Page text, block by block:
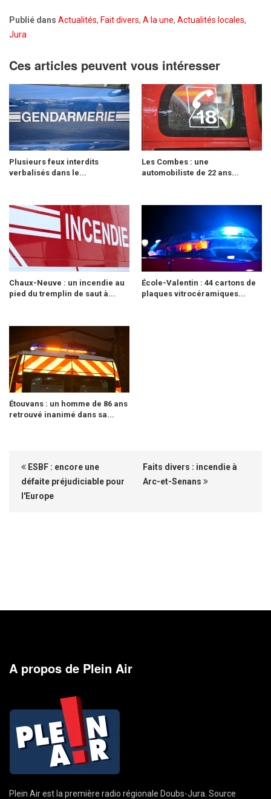
Publié dans Actualités, Fait divers, A la une, Actualités locales,
Jura
Ces articles peuvent vous intéresser
Plusieurs feux interdits
verbalisés dans le...
Les Combes : une
automobiliste de 22 ans...
Chaux-Neuve : un incendie au
pied du tremplin de saut à...
École-Valentin : 44 cartons de
plaques vitrocéramiques...
Étouvans : un homme de 86 ans
retrouvé inanimé dans sa...
ESBF : encore une
défaite préjudiciable pour
l'Europe
Faits divers : incendie à
Arc-et-Senans
A propos de Plein Air
Plein Air est la première radio régionale Doubs-Jura. Source